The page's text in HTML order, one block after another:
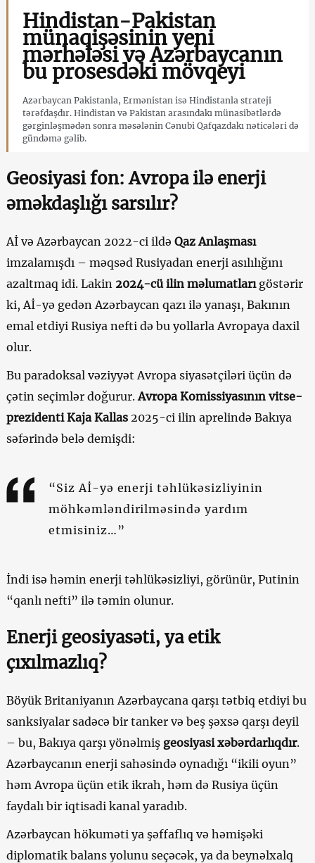
Hindistan-Pakistan
münaqişəsinin yeni
mərhələsi və Azərbaycanın
bu prosesdəki mövqeyi
Azərbaycan Pakistanla, Ermənistan isə Hindistanla strateji
tərəfdaşdır. Hindistan və Pakistan arasındakı münasibətlərdə
gərginləşmədən sonra məsələnin Cənubi Qafqazdakı nəticələri də
gündəmə gəlib.
Geosiyasi fon: Avropa ilə enerji
əməkdaşlığı sarsılır?
Aİ və Azərbaycan 2022-ci ildə Qaz Anlaşması
imzalamışdı – məqsəd Rusiyadan enerji asılılığını
azaltmaq idi. Lakin 2024-cü ilin məlumatlarıgöstərir
ki, Aİ-yə gedən Azərbaycan qazı ilə yanaşı, Bakının
emal etdiyi Rusiya nefti də bu yollarla Avropaya daxil
olur.
Bu paradoksal vəziyyət Avropa siyasətçiləri üçün də
çətin seçimlər doğurur. Avropa Komissiyasının vitse-
prezidenti Kaja Kallas2025-ci ilin aprelində Bakıya
səfərində belə demişdi:
“Siz Aİ-yə enerji təhlükəsizliyinin
möhkəmləndirilməsində yardım
etmisiniz…”
İndi isə həmin enerji təhlükəsizliyi, görünür, Putinin
“qanlı nefti” ilə təmin olunur.
Enerji geosiyasəti, ya etik
çıxılmazlıq?
Böyük Britaniyanın Azərbaycana qarşı tətbiq etdiyi bu
sanksiyalar sadəcə bir tanker və beş şəxsə qarşı deyil
– bu, Bakıya qarşı yönəlmiş geosiyasi xəbərdarlıqdır.
Azərbaycanın enerji sahəsində oynadığı “ikili oyun”
həm Avropa üçün etik ikrah, həm də Rusiya üçün
faydalı bir iqtisadi kanal yaradıb.
Azərbaycan hökuməti ya şəffaflıq və həmişəki
diplomatik balans yolunu seçəcək, ya da beynəlxalq